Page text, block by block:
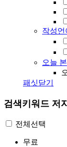
작성언
오늘
패싯닫기
검색키워드 저
전체선택
무료